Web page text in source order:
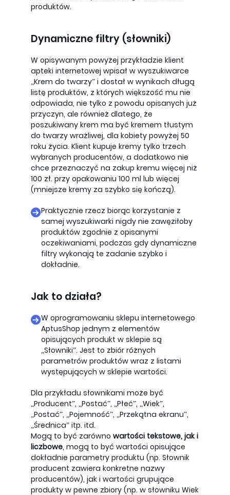
produktów.
Dynamiczne filtry (słowniki)
W opisywanym powyżej przykładzie klient
apteki internetowej wpisał w wyszukiwarce
„Krem do twarzy” i dostał w wynikach długą
listę produktów, z których większość mu nie
odpowiada, nie tylko z powodu opisanych już
przyczyn, ale również dlatego, że
poszukiwany krem ma być kremem tłustym
do twarzy wrażliwej, dla kobiety powyżej 50
roku życia. Klient kupuje kremy tylko trzech
wybranych producentów, a dodatkowo nie
chce przeznaczyć na zakup kremu więcej niż
100 zł. przy opakowaniu 100 ml lub więcej
(mniejsze kremy za szybko się kończą).
Praktycznie rzecz biorąc korzystanie z
samej wyszukiwarki nigdy nie zawęziłoby
produktów zgodnie z opisanymi
oczekiwaniami, podczas gdy dynamiczne
filtry wykonają te zadanie szybko i
dokładnie.
Jak to działa?
W oprogramowaniu sklepu internetowego
AptusShop jednym z elementów
opisujących produkt w sklepie są
„Słowniki”. Jest to zbiór różnych
parametrów produktów wraz z listami
występujących w sklepie wartości.
Dla przykładu słownikami może być
„Producent”, „Postać”, „Płeć”, „Wiek”,
„Postać”, „Pojemność”, „Przekątna ekranu”,
„Średnica” itp. itd.
Mogą to być zarówno wartości tekstowe, jak i
liczbowe, mogą to być wartości opisujące
dokładnie parametry produktu (np. Słownik
producent zawiera konkretne nazwy
producentów), jak i wartości grupujące
produkty w pewne zbiory (np. w słowniku Wiek